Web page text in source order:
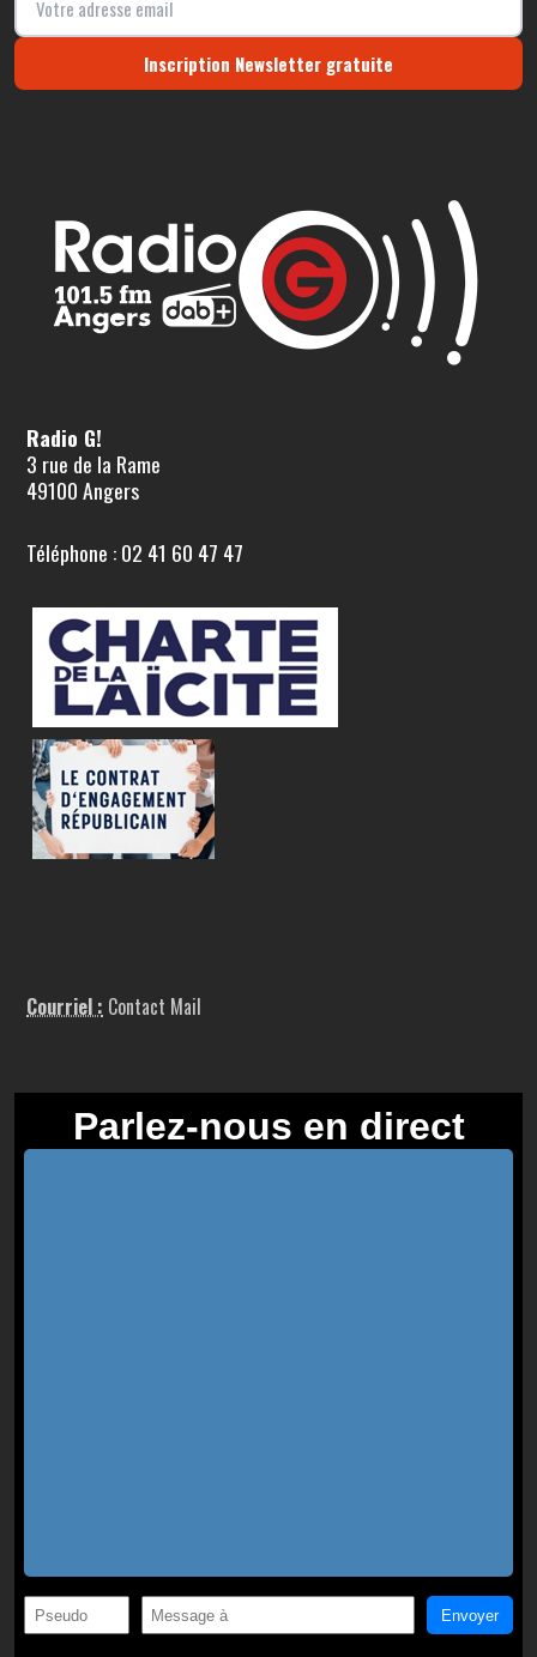
Inscription Newsletter gratuite
Radio G!
3 rue de la Rame
49100 Angers
Téléphone : 02 41 60 47 47
Courriel : Contact Mail